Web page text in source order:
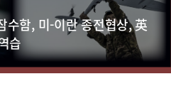
수함, 미-이란 종전협상, 英
습